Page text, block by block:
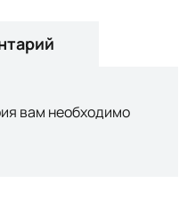
вам необходимо